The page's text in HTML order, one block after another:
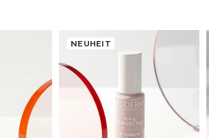
NEUHEIT